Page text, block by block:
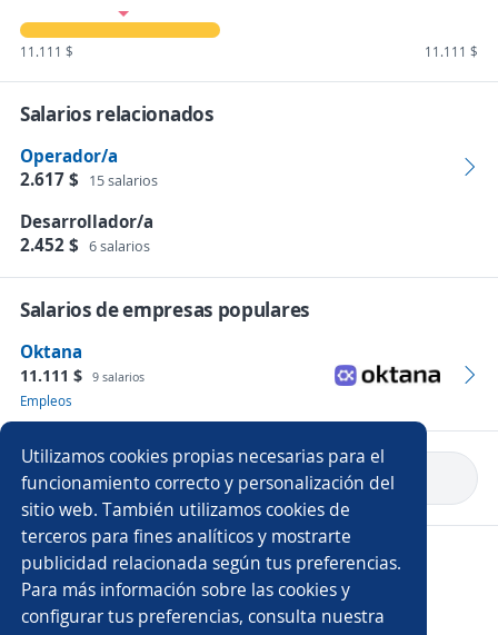
Utilizamos cookies propias necesarias para el
funcionamiento correcto y personalización del
sitio web. También utilizamos cookies de
terceros para fines analíticos y mostrarte
publicidad relacionada según tus preferencias.
Para más información sobre las cookies y
configurar tus preferencias, consulta nuestra
11.111 $ 11.111 $
Salarios relacionados
Operador/a
2.617 $
15 salarios
Desarrollador/a
2.452 $ 6 salarios
Salarios de empresas populares
Oktana
11.111 $ 9 salarios
Empleos
Volver a inicio
Copyright 2014 - 2026 DGNET LTD.
Aviso legal
/ Privacidad